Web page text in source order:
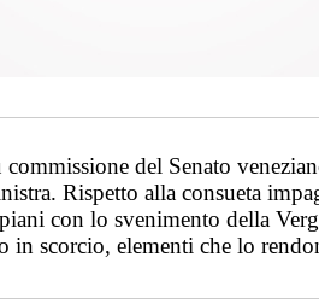
del Senato
Rispetto alla consueta
con lo svenimento della
in scorcio, elementi che lo